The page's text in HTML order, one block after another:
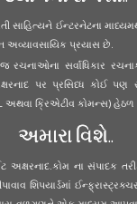
ઈન્ટરનેટના માધ્યમથી
અવ્યાવસાયિક પ્રયાસ છે.
સર્વાધિકાર
પર પ્રસિધ્ધ કોઈ
અથવા ક્રિએટીવ કોમન્સ)
અમારા વિશે..
ના સંપાદક
શિપયાર્ડમાં